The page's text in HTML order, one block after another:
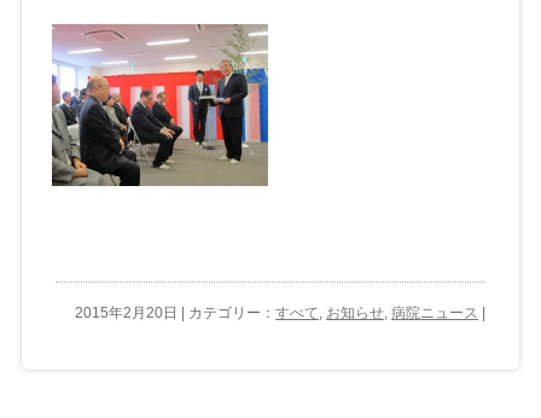
2015年2月20日 | カテゴリー：すべて お知らせ ,病院ニュース |